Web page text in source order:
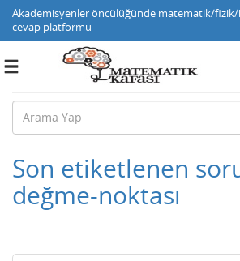
Akademisyenler öncülüğünde matematik/
cevap platformu
Toggle
Son etiketlenen
değme-noktası